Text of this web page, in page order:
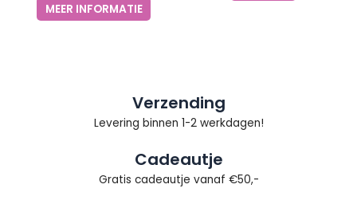
MEER INFORMATIE
Verzending
Levering binnen 1-2 werkdagen!
Cadeautje
Gratis cadeautje vanaf €50,-